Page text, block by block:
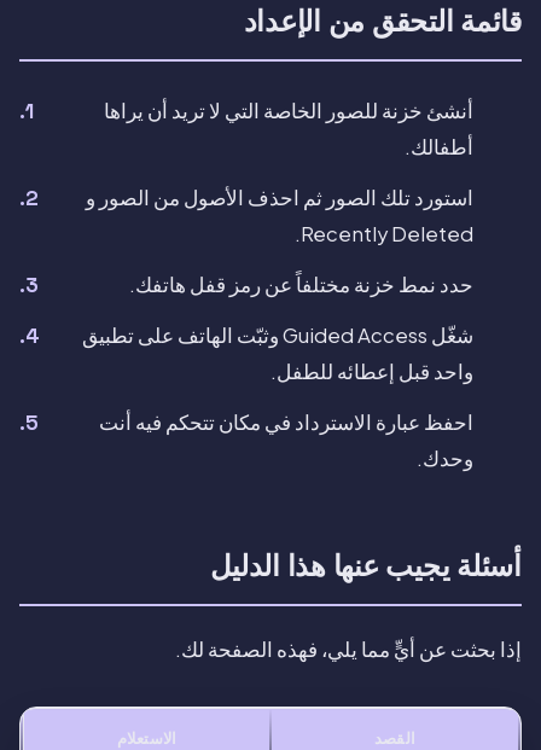
قائمة التحقق من الإعداد
أنشئ خزنة للصور الخاصة التي لا تريد أن يراها
أطفالك.
استورد تلك الصور ثم احذف الأصول من الصور و
Recently Deleted.
حدد نمط خزنة مختلفاً عن رمز قفل هاتفك.
شغّل Guided Access وثبّت الهاتف على تطبيق
واحد قبل إعطائه للطفل.
احفظ عبارة الاسترداد في مكان تتحكم فيه أنت
وحدك.
أسئلة يجيب عنها هذا الدليل
إذا بحثت عن أيٍّ مما يلي، فهذه الصفحة لك.
القصد الاستعلام